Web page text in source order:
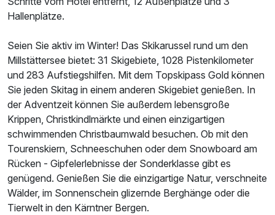
Hallenplätze.
Seien Sie aktiv im Winter! Das Skikarussel rund um den
Millstättersee bietet: 31 Skigebiete, 1028 Pistenkilometer
und 283 Aufstiegshilfen. Mit dem Topskipass Gold können
Sie jeden Skitag in einem anderen Skigebiet genießen. In
der Adventzeit können Sie außerdem lebensgroße
Krippen, Christkindlmärkte und einen einzigartigen
schwimmenden Christbaumwald besuchen. Ob mit den
Tourenskiern, Schneeschuhen oder dem Snowboard am
Rücken - Gipfelerlebnisse der Sonderklasse gibt es
genügend. Genießen Sie die einzigartige Natur, verschneite
Wälder, im Sonnenschein glizernde Berghänge oder die
Tierwelt in den Kärntner Bergen.